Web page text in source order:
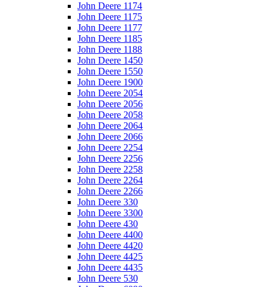
John Deere 1174
John Deere 1175
John Deere 1177
John Deere 1185
John Deere 1188
John Deere 1450
John Deere 1550
John Deere 1900
John Deere 2054
John Deere 2056
John Deere 2058
John Deere 2064
John Deere 2066
John Deere 2254
John Deere 2256
John Deere 2258
John Deere 2264
John Deere 2266
John Deere 330
John Deere 3300
John Deere 430
John Deere 4400
John Deere 4420
John Deere 4425
John Deere 4435
John Deere 530